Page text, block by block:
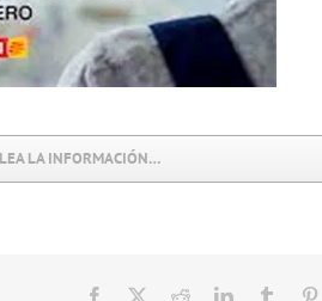
LEA LA INFORMACIÓN…
Facebook RedditLinkedInTumblr